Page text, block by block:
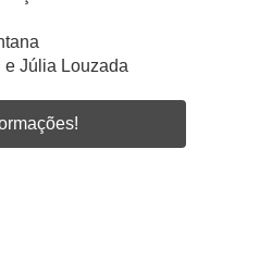
e Júlia Louzada